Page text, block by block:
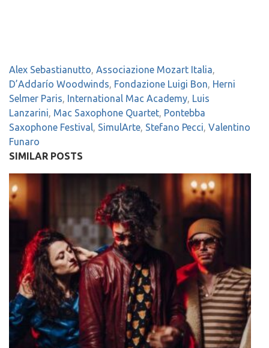
Alex Sebastianutto, Associazione Mozart Italia,
D’Addarío Woodwinds, Fondazione Luigi Bon, Herni
Selmer Paris, International Mac Academy, Luis
Lanzarini, Mac Saxophone Quartet, Pontebba
Saxophone Festival, SimulArte, Stefano Pecci, Valentino
Funaro
SIMILAR POSTS